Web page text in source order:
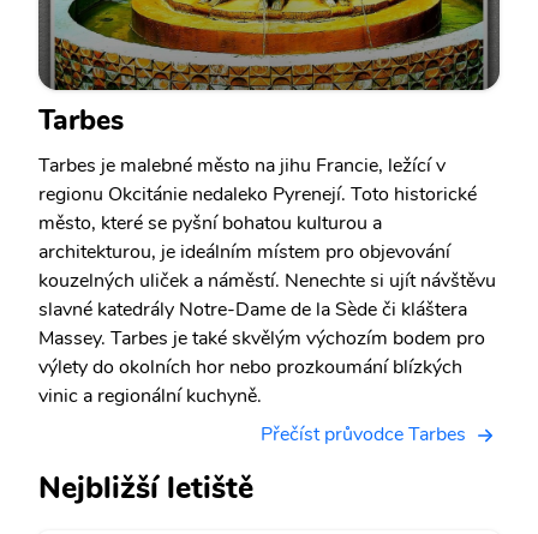
Tarbes
Tarbes je malebné město na jihu Francie, ležící v
regionu Okcitánie nedaleko Pyrenejí. Toto historické
město, které se pyšní bohatou kulturou a
architekturou, je ideálním místem pro objevování
kouzelných uliček a náměstí. Nenechte si ujít návštěvu
slavné katedrály Notre-Dame de la Sède či kláštera
Massey. Tarbes je také skvělým výchozím bodem pro
výlety do okolních hor nebo prozkoumání blízkých
vinic a regionální kuchyně.
Přečíst průvodce Tarbes
Nejbližší letiště